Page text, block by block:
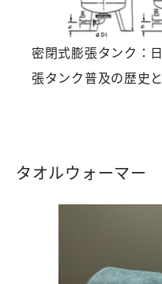
密閉式膨張タンク：
張タンク普及の歴史
タオルウォーマー